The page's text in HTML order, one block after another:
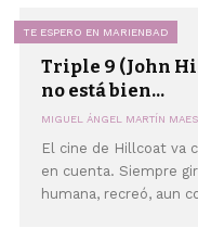
TE ESPERO EN MARIENBAD
Triple 9 (John
no está bien...
MIGUEL ÁNGEL MARTÍN
El cine de Hillcoat va
en cuenta. Siempre
humana, recreó, aun